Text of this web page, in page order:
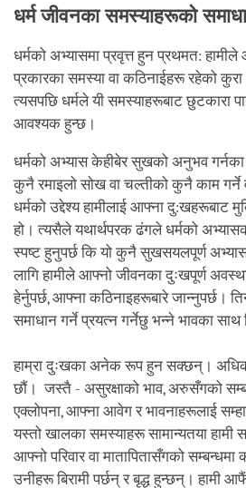
धर्म जीवनका समस्याहरूको
धर्मको अभ्यासमा प्रवृत्त हुन प्रथमत:
प्रकारका समस्या वा कठिनाईहरू रहेको
त्यसपछि धर्मले यी समस्याहरूबाट छुटकारा
आवश्यक हुन्छ।
धर्मको अभ्यास केहीबेर सुखको अनुभव गर्नका
कुनै रमाइलो सोख वा चल्तीको कुनै काम गर्ने
धर्मको उद्देश्य हामीलाई आफ्ना दु:खहरूबाट
हो। त्यसैले यथार्थपरक ढंगले धर्मको
स्पष्ट हुनुपर्छ कि यो कुनै सुखसयलपूर्ण
लागि हामीले आफ्नो जीवनका दुःखपूर्ण
हेर्नुपर्छ, आफ्ना कठिनाइहरूबारे जान्नुपर्छ।
समाधान गर्ने प्रयत्न गर्नेछु भन्ने भावका साथ
हाम्रा दुःखका अनेक रूप हुन सक्छन्।
छौं। जस्तै - असुरक्षाको भाव, अरुसँगको
एक्लोपना, आफ्ना आवेग र भावनाहरूलाई
यस्तो खालका समस्याहरू सामान्यतया हामी
आफ्नो परिवार वा मातापितासँगको
उनीहरू बिरामी पर्छन् र बृद्ध हुन्छन्। हामी